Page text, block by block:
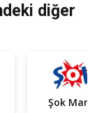
diğer
Şok